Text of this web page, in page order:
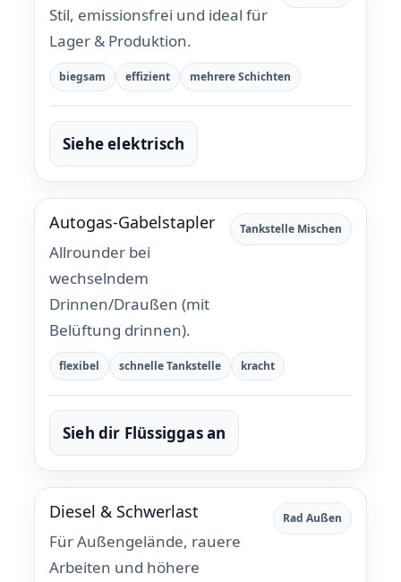
Stil, emissionsfrei und ideal für
Lager & Produktion.
biegsam effizient mehrere Schichten
Siehe elektrisch
Autogas-Gabelstapler
Allrounder bei
wechselndem
Drinnen/Draußen (mit
Belüftung drinnen).
Tankstelle Mischen
flexibel schnelle Tankstelle kracht
Sieh dir Flüssiggas an
Diesel & Schwerlast
Für Außengelände, rauere
Arbeiten und höhere
Rad Außen